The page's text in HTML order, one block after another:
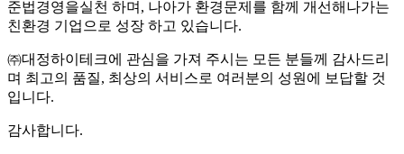
준법경영을실천 하며, 나아가 환경문제를 함께 개선해나가는
친환경 기업으로 성장 하고 있습니다.
㈜대정하이테크에 관심을 가져 주시는 모든 분들께 감사드리
며 최고의 품질, 최상의 서비스로 여러분의 성원에 보답할 것
입니다.
감사합니다.